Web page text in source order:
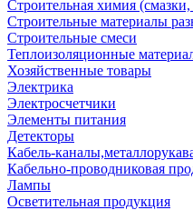
Строительная химия
Строительные материалы
Строительные смеси
Теплоизоляционные
Хозяйственные товары
Электрика
Электросчетчики
Элементы питания
Детекторы
Кабель-
Кабельно-проводниковая
Лампы
Осветительная продукция